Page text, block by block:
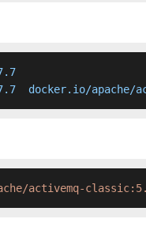
docker.io/apache/
activemq-